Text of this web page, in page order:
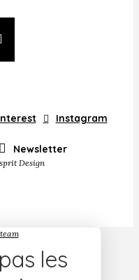
Instagram
Newsletter
Design
les